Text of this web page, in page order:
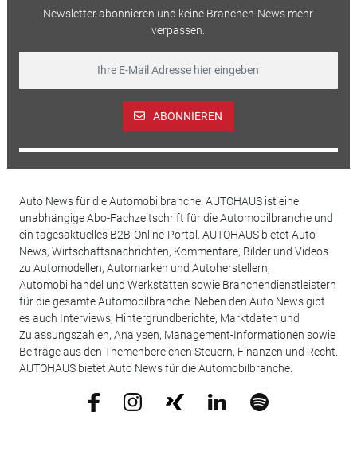
Newsletter abonnieren und keine Branchen-News mehr
verpassen.
ABONNIEREN
Auto News für die Automobilbranche: AUTOHAUS ist eine
unabhängige Abo-Fachzeitschrift für die Automobilbranche und
ein tagesaktuelles B2B-Online-Portal. AUTOHAUS bietet Auto
News, Wirtschaftsnachrichten, Kommentare, Bilder und Videos
zu Automodellen, Automarken und Autoherstellern,
Automobilhandel und Werkstätten sowie Branchendienstleistern
für die gesamte Automobilbranche. Neben den Auto News gibt
es auch Interviews, Hintergrundberichte, Marktdaten und
Zulassungszahlen, Analysen, Management-Informationen sowie
Beiträge aus den Themenbereichen Steuern, Finanzen und Recht.
AUTOHAUS bietet Auto News für die Automobilbranche.